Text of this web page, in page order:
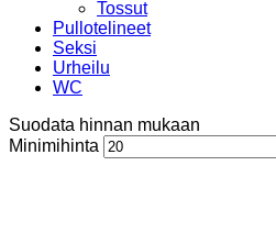
Tossut
Pullotelineet
Seksi
Urheilu
WC
Suodata hinnan mukaan
Minimihinta